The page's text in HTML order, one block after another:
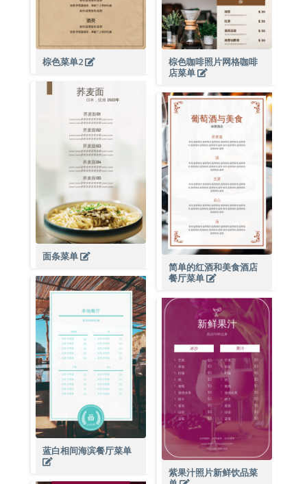
棕色菜单2
面条菜单
蓝白相间海滨餐厅菜单
棕色咖啡照片网格咖啡
店菜单
简单的红酒和美食酒店
餐厅菜单
紫果汁照片新鲜饮品菜